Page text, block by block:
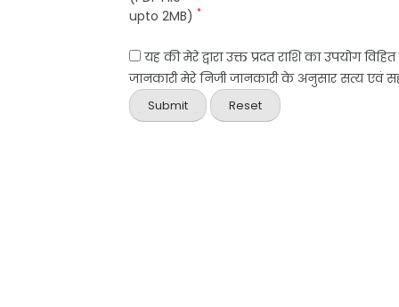
upto 2MB) *
यह की मेरे द्वारा उक्त प्रदत राशि का उपयोग
जानकारी मेरे निजी जानकारी के अनुसार सत्य एवं